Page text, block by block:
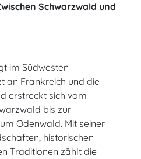
Schwarzwald und
im Südwesten
an Frankreich und die
erstreckt sich vom
bis zur
Odenwald. Mit seiner
historischen
Traditionen zählt die